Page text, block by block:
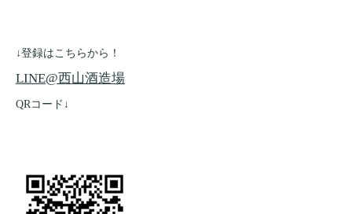
↓登録はこちらから！
LINE@西山酒造場
QRコード↓